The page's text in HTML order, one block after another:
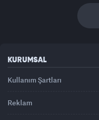
KURUMSAL
Kullanım Şartları
Reklam